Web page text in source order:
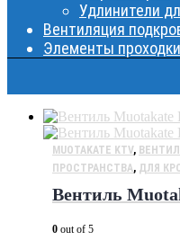
Удлинители
Вентиляция
Элементы
MUOTAKATE KTV,
ПРОСТРАНСТВА, ДЛЯ
Вентиль
0 out of 5